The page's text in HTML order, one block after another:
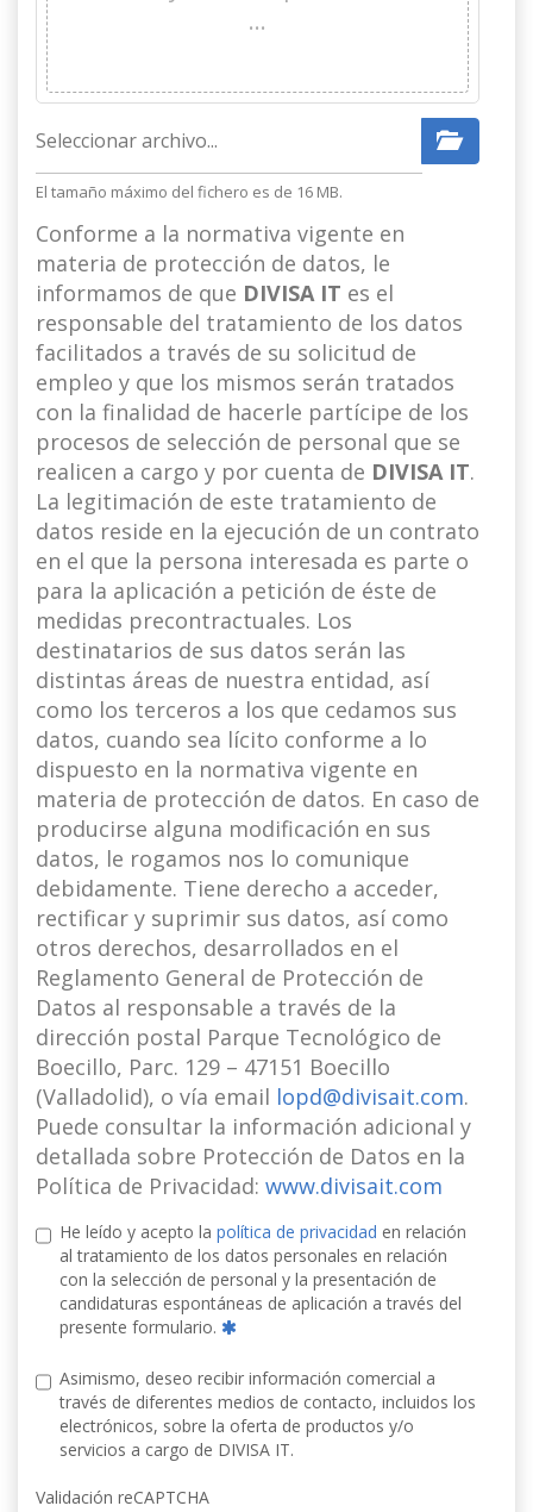
…
El tamaño máximo del fichero es de 16 MB.
Conforme a la normativa vigente en
materia de protección de datos, le
informamos de que DIVISA IT es el
responsable del tratamiento de los datos
facilitados a través de su solicitud de
empleo y que los mismos serán tratados
con la finalidad de hacerle partícipe de los
procesos de selección de personal que se
realicen a cargo y por cuenta de DIVISA IT.
La legitimación de este tratamiento de
datos reside en la ejecución de un contrato
en el que la persona interesada es parte o
para la aplicación a petición de éste de
medidas precontractuales. Los
destinatarios de sus datos serán las
distintas áreas de nuestra entidad, así
como los terceros a los que cedamos sus
datos, cuando sea lícito conforme a lo
dispuesto en la normativa vigente en
materia de protección de datos. En caso de
producirse alguna modificación en sus
datos, le rogamos nos lo comunique
debidamente. Tiene derecho a acceder,
rectificar y suprimir sus datos, así como
otros derechos, desarrollados en el
Reglamento General de Protección de
Datos al responsable a través de la
dirección postal Parque Tecnológico de
Boecillo, Parc. 129 – 47151 Boecillo
(Valladolid), o vía email lopd@divisait.com.
Puede consultar la información adicional y
detallada sobre Protección de Datos en la
Política de Privacidad: www.divisait.com
He leído y acepto la política de privacidad en relación
al tratamiento de los datos personales en relación
con la selección de personal y la presentación de
candidaturas espontáneas de aplicación a través del
presente formulario.
Asimismo, deseo recibir información comercial a
través de diferentes medios de contacto, incluidos los
electrónicos, sobre la oferta de productos y/o
servicios a cargo de DIVISA IT.
Validación reCAPTCHA